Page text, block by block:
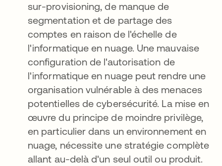
sur-provisioning, de manque de
segmentation et de partage des
comptes en raison de l'échelle de
l'informatique en nuage. Une mauvaise
configuration de l'autorisation de
l'informatique en nuage peut rendre une
organisation vulnérable à des menaces
potentielles de cybersécurité. La mise en
œuvre du principe de moindre privilège,
en particulier dans un environnement en
nuage, nécessite une stratégie complète
allant au-delà d'un seul outil ou produit.